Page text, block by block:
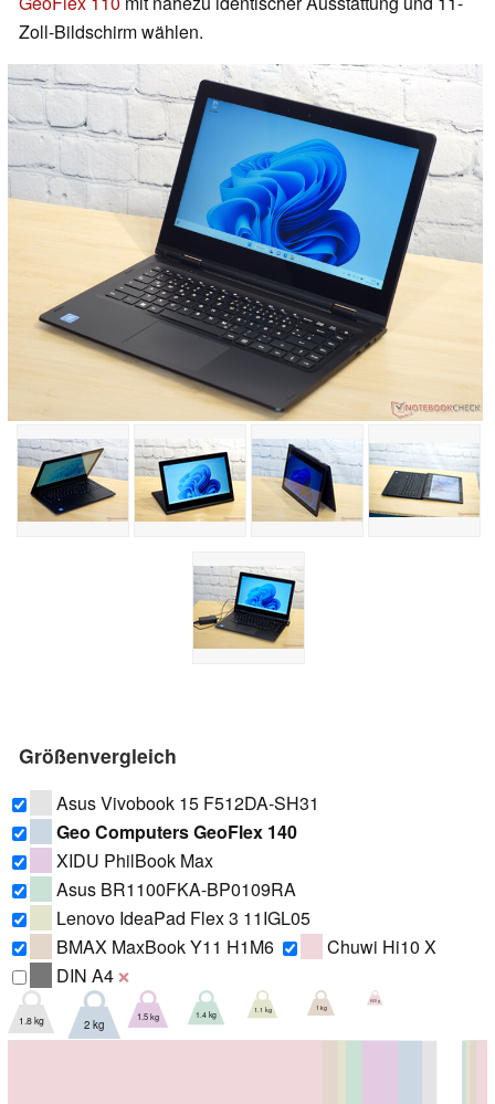
Zoll-Bildschirm wählen.
Größenvergleich
Asus Vivobook 15 F512DA-SH31
Geo Computers GeoFlex 140
XIDU PhilBook Max
Asus BR1100FKA-BP0109RA
Lenovo IdeaPad Flex 3 11IGL05
BMAX MaxBook Y11 H1M6
Chuwi Hi10 X
DIN A4 ❌
1.8 kg 2 kg
1.5 kg 1.4 kg 1.1 kg 1 kg
600 g